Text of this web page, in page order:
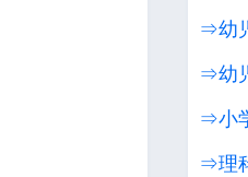
⇒幼
⇒幼
⇒小
⇒理